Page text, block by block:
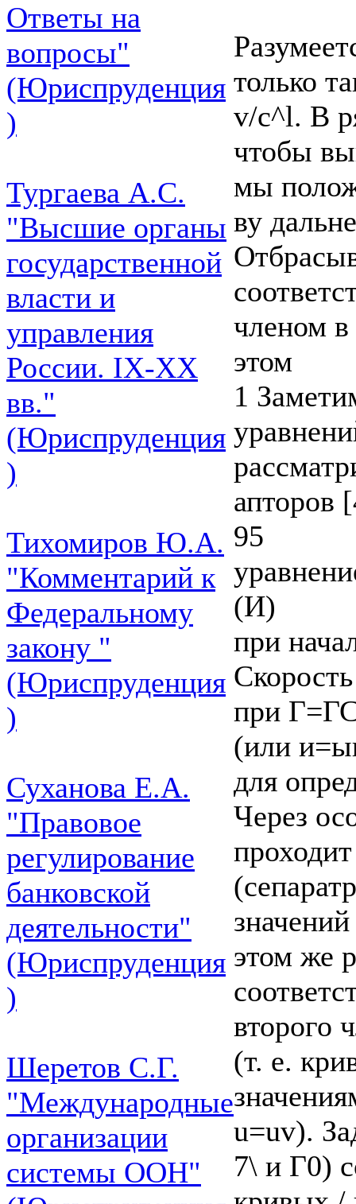
Ответы на
вопросы"
(Юриспруденция
)
Тургаева А.С.
"Высшие органы
государственной
власти и
управления
России. IХ-ХХ
вв."
(Юриспруденция
)
Тихомиров Ю.А.
"Комментарий к
Федеральному
закону "
(Юриспруденция
)
Суханова Е.А.
"Правовое
регулирование
банковской
деятельности"
(Юриспруденция
)
Шеретов С.Г.
"Международные
организации
системы ООН"
только
v/c^l. В
чтобы
мы
ву
членом
этом
1
апторов
95
(И)
при
при
(или
для
Через
этом же
второго
(т. е.
u=uv).
7\ и Г0)